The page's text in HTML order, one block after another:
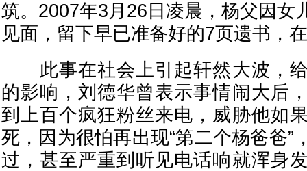
筑。2007年3月26日凌晨，杨父因女
见面，留下早已准备好的7页遗书，
此事在社会上引起轩然大波，给
的影响，刘德华曾表示事情闹大后
到上百个疯狂粉丝来电，威胁他如
死，因为很怕再出现“第二个杨爸爸”
过，甚至严重到听见电话响就浑身